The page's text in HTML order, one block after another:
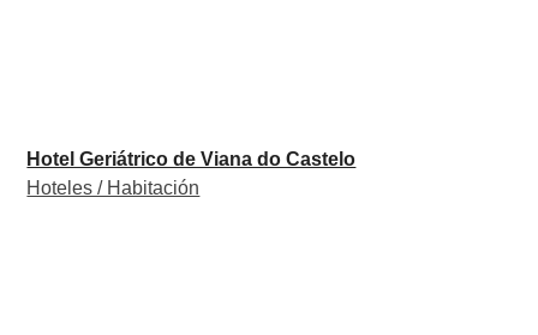
Hotel Geriátrico de Viana do Castelo
Hoteles / Habitación